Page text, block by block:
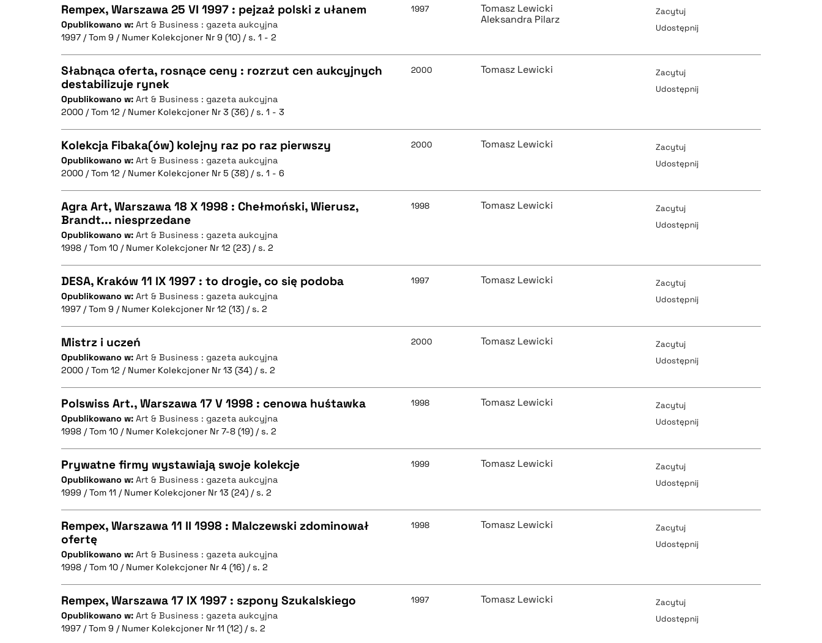
pobierz cytat
pobierz cytat
BIBTEX
pobierz cytat
CZYSTY TEKST
pobierz cytat
BIBTEX
pobierz cytat
Rempex, Warszawa 25 VI 1997 : pejzaż polski z ułanem
Opublikowano w: Art & Business : gazeta aukcyjna
1997 / Tom 9 / Numer Kolekcjoner Nr 9 (10) / s. 1 - 2
1997
Tomasz Lewicki
Aleksandra Pilarz
Zacytuj
Udostępnij
CZYSTY TEKST
pobierz cytat
BIBTEX
pobierz cytat
Słabnąca oferta, rosnące ceny : rozrzut cen aukcyjnych
destabilizuje rynek
Opublikowano w: Art & Business : gazeta aukcyjna
2000 / Tom 12 / Numer Kolekcjoner Nr 3 (36) / s. 1 - 3
2000 Tomasz Lewicki
Zacytuj
Udostępnij
CZYSTY TEKST
pobierz cytat
BIBTEX
pobierz cytat
Kolekcja Fibaka(ów) kolejny raz po raz pierwszy
Opublikowano w: Art & Business : gazeta aukcyjna
2000 / Tom 12 / Numer Kolekcjoner Nr 5 (38) / s. 1 - 6
2000 Tomasz Lewicki
Zacytuj
Udostępnij
CZYSTY TEKST
pobierz cytat
BIBTEX
pobierz cytat
Agra Art, Warszawa 18 X 1998 : Chełmoński, Wierusz,
Brandt... niesprzedane
Opublikowano w: Art & Business : gazeta aukcyjna
1998 / Tom 10 / Numer Kolekcjoner Nr 12 (23) / s. 2
1998 Tomasz Lewicki
Zacytuj
Udostępnij
CZYSTY TEKST
pobierz cytat
BIBTEX
pobierz cytat
DESA, Kraków 11 IX 1997 : to drogie, co się podoba
Opublikowano w: Art & Business : gazeta aukcyjna
1997 / Tom 9 / Numer Kolekcjoner Nr 12 (13) / s. 2
1997 Tomasz Lewicki
Zacytuj
Udostępnij
CZYSTY TEKST
pobierz cytat
BIBTEX
pobierz cytat
Mistrz i uczeń
Opublikowano w: Art & Business : gazeta aukcyjna
2000 / Tom 12 / Numer Kolekcjoner Nr 13 (34) / s. 2
2000 Tomasz Lewicki
Zacytuj
Udostępnij
CZYSTY TEKST
pobierz cytat
BIBTEX
pobierz cytat
Polswiss Art., Warszawa 17 V 1998 : cenowa huśtawka
Opublikowano w: Art & Business : gazeta aukcyjna
1998 / Tom 10 / Numer Kolekcjoner Nr 7-8 (19) / s. 2
1998 Tomasz Lewicki
Zacytuj
Udostępnij
CZYSTY TEKST
pobierz cytat
BIBTEX
pobierz cytat
Prywatne firmy wystawiają swoje kolekcje
Opublikowano w: Art & Business : gazeta aukcyjna
1999 / Tom 11 / Numer Kolekcjoner Nr 13 (24) / s. 2
1999 Tomasz Lewicki
Zacytuj
Udostępnij
CZYSTY TEKST
pobierz cytat
BIBTEX
Rempex, Warszawa 11 II 1998 : Malczewski zdominował
ofertę
Opublikowano w: Art & Business : gazeta aukcyjna
1998 / Tom 10 / Numer Kolekcjoner Nr 4 (16) / s. 2
1998 Tomasz Lewicki
Zacytuj
Udostępnij
CZYSTY TEKST
Rempex, Warszawa 17 IX 1997 : szpony Szukalskiego
Opublikowano w: Art & Business : gazeta aukcyjna
1997 / Tom 9 / Numer Kolekcjoner Nr 11 (12) / s. 2
1997 Tomasz Lewicki
Zacytuj
Udostępnij